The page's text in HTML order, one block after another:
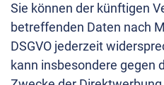
Sie können der künftigen
betreffenden Daten nach
DSGVO jederzeit
kann insbesondere gegen